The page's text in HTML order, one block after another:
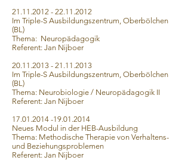
21.11.2012 - 22.11.2012
Im Triple-S Ausbildungszentrum, Oberbölchen
(BL)
Thema: Neuropädagogik
Referent: Jan Nijboer
20.11.2013 - 21.11.2013
Im Triple-S Ausbildungszentrum, Oberbölchen
(BL)
Thema: Neurobiologie / Neuropädagogik II
Referent: Jan Nijboer
17.01.2014 -19.01.2014
Neues Modul in der HEB-Ausbildung
Thema: Methodische Therapie von Verhaltens-
und Beziehungsproblemen
Referent: Jan Nijboer